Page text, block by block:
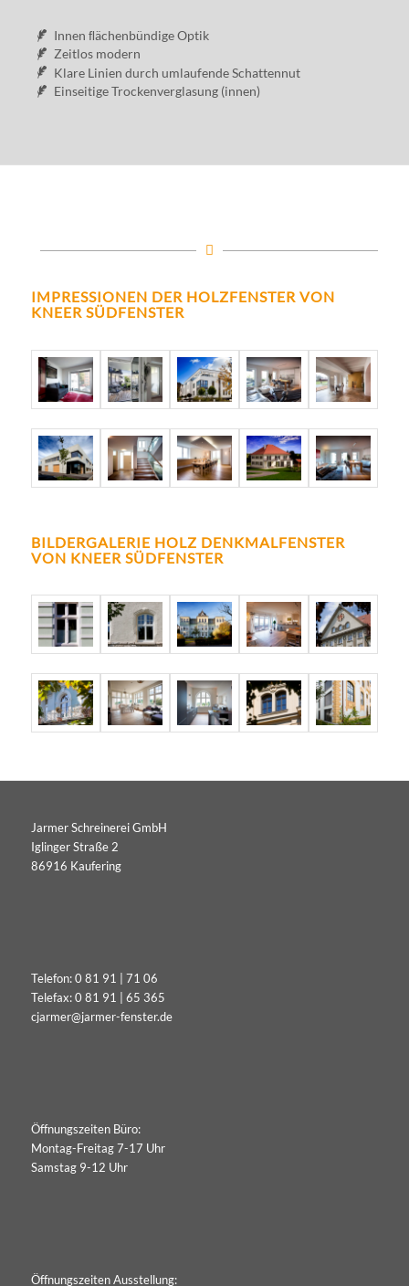
Innen ﬂächenbündige Optik
Zeitlos modern
Klare Linien durch umlaufende Schattennut
Einseitige Trockenverglasung (innen)
IMPRESSIONEN DER HOLZFENSTER VON
KNEER SÜDFENSTER
BILDERGALERIE HOLZ DENKMALFENSTER
VON KNEER SÜDFENSTER
Jarmer Schreinerei GmbH
Iglinger Straße 2
86916 Kaufering
Telefon:0 81 91 | 71 06
Telefax: 0 81 91 | 65 365
cjarmer@jarmer-fenster.de
Öffnungszeiten Büro:
Montag-Freitag 7-17 Uhr
Samstag 9-12 Uhr
Öffnungszeiten Ausstellung: